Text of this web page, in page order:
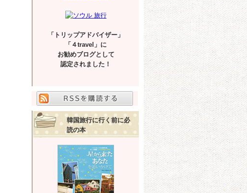
「トリップアドバイザー」
「４travel」に
お勧めブログとして
認定されました！
韓国旅行に行く前に必
読の本